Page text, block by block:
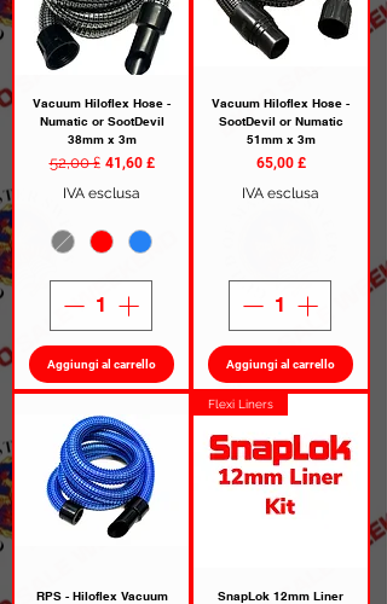
Vacuum Hiloflex Hose -
Numatic or SootDevil
38mm x 3m
Prezzo regolare
52,00 £ Prezzo scontato
41,60 £
IVA esclusa
Aggiungi al carrello
Vacuum Hiloflex Hose -
SootDevil or Numatic
51mm x 3m
Prezzo
65,00 £
IVA esclusa
Aggiungi al carrello
RPS - Hiloflex Vacuum
Flexi Liners
SnapLok 12mm Liner